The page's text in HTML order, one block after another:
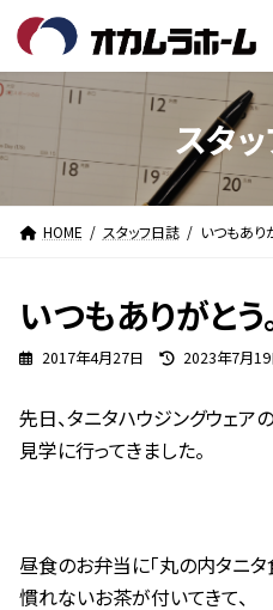
テ
ン
へ
キ
ゲ
ー
ョ
に
スタ
HOME スタッフ日誌 いつもあり
いつもありがと
2017年4月27日
最
新
日
時
2023年7月19
先日、タニタハウジングウェ
見学に行ってきました。
昼食のお弁当に「丸の内タニ
慣れないお茶が付いてきて、